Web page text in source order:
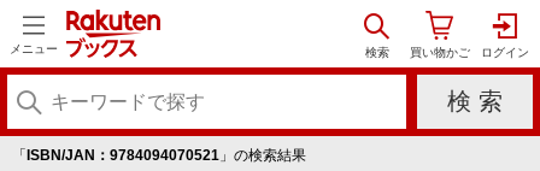
メニュー
「 ISBN/JAN：9784094070521 」の検索結果